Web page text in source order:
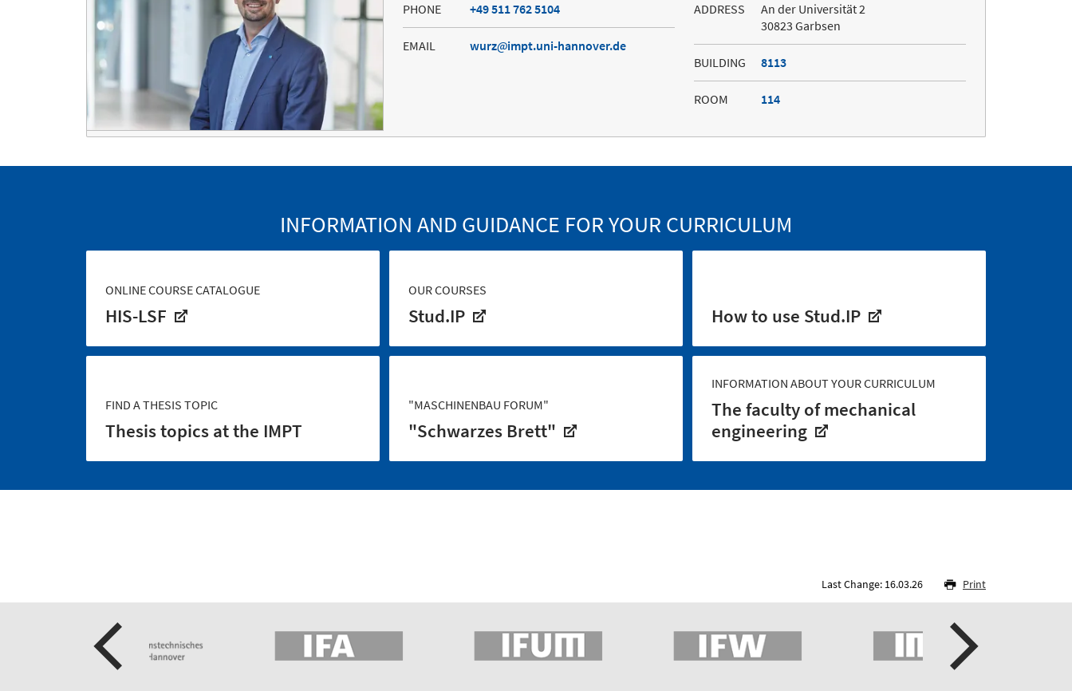
PHONE +49 511 762 5104
EMAIL wurz impt.uni-hannover.de
ADDRESS
An der Universität 2
30823 Garbsen
BUILDING 8113
ROOM 114
INFORMATION AND GUIDANCE FOR YOUR CURRICULUM
ONLINE COURSE CATALOGUE
HIS-LSF
OUR COURSES
Stud.IP How to use Stud.IP
FIND A THESIS TOPIC
Thesis topics at the IMPT
"MASCHINENBAU FORUM"
"Schwarzes Brett"
INFORMATION ABOUT YOUR CURRICULUM
The faculty of mechanical
engineering
Last Change: 16.03.26 Print